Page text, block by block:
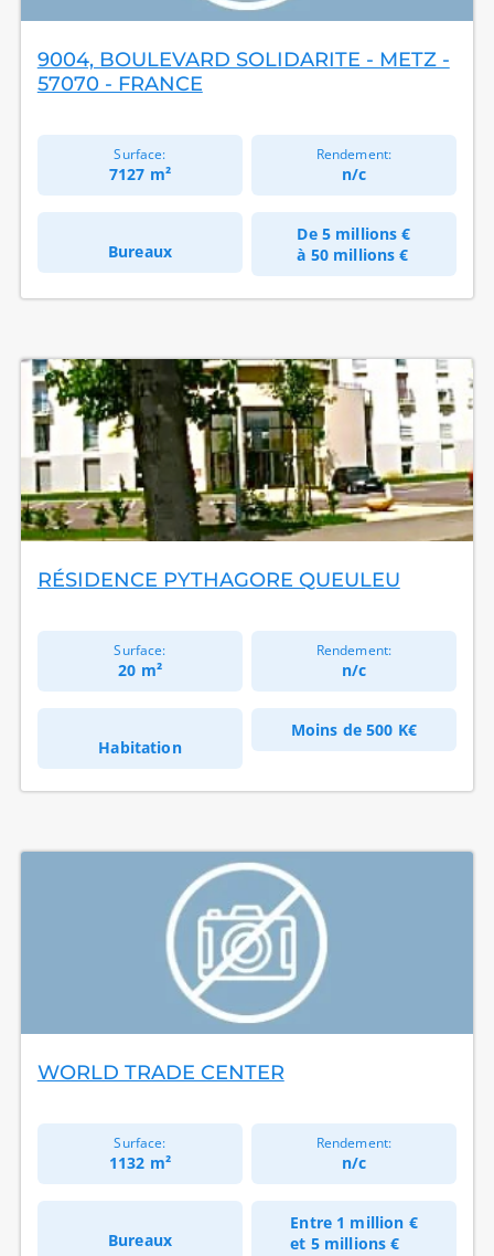
9004, BOULEVARD SOLIDARITE - METZ -
57070 - FRANCE
Surface:
7127 m²
Rendement:
n/c
Bureaux
De 5 millions €
à 50 millions €
RÉSIDENCE PYTHAGORE QUEULEU
Surface:
20 m²
Rendement:
n/c
Habitation
Moins de500 K€
WORLD TRADE CENTER
Surface:
1132 m²
Rendement:
n/c
Bureaux
Entre 1 million €
et 5 millions €